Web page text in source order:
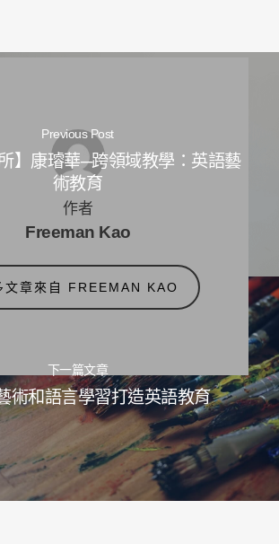
Previous Post
所】康璿華─跨領域教學：英語藝
術教育
下一篇文章
術和語言學習打造英語教育
作者
Freeman Kao
文章來自 FREEMAN KAO